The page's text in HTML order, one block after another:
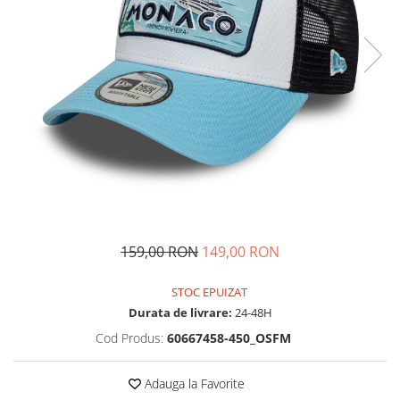
Pantaloni lungi copii
Geci si veste copii
Pantaloni scurti Copii
Accesorii
Ingrijire incaltaminte
159,00 RON 149,00 RON
STOC EPUIZAT
Durata de livrare: 24-48H
Cod Produs: 60667458-450_OSFM
Adauga la Favorite